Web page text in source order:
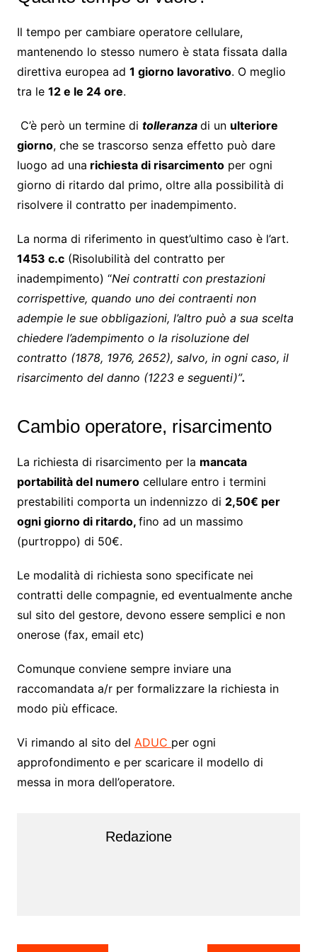
Il tempo per cambiare operatore cellulare,
mantenendo lo stesso numero è stata fissata dalla
direttiva europea ad 1 giorno lavorativo. O meglio
tra le 12 e le 24 ore.
C’è però un termine di tolleranza di un ulteriore
giorno, che se trascorso senza effetto può dare
luogo ad una richiesta di risarcimentoper ogni
giorno di ritardo dal primo, oltre alla possibilità di
risolvere il contratto per inadempimento.
La norma di riferimento in quest’ultimo caso è l’art.
1453 c.c(Risolubilità del contratto per
inadempimento) “Nei contratti con prestazioni
corrispettive, quando uno dei contraenti non
adempie le sue obbligazioni, l’altro può a sua scelta
chiedere l’adempimento o la risoluzione del
contratto (1878, 1976, 2652), salvo, in ogni caso, il
risarcimento del danno (1223 e seguenti)”.
Cambio operatore, risarcimento
La richiesta di risarcimento per la mancata
portabilità del numerocellulare entro i termini
prestabiliti comporta un indennizzo di 2,50€ per
ogni giorno di ritardo, fino ad un massimo
(purtroppo) di 50€.
Le modalità di richiesta sono specificate nei
contratti delle compagnie, ed eventualmente anche
sul sito del gestore, devono essere semplici e non
onerose (fax, email etc)
Comunque conviene sempre inviare una
raccomandata a/r per formalizzare la richiesta in
modo più efficace.
Vi rimando al sito del ADUC per ogni
approfondimento e per scaricare il modello di
messa in mora dell’operatore.
Redazione